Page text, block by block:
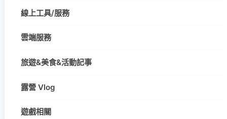
線上工具/服務
雲端服務
旅遊&美食&活動記事
露營 Vlog
遊戲相關